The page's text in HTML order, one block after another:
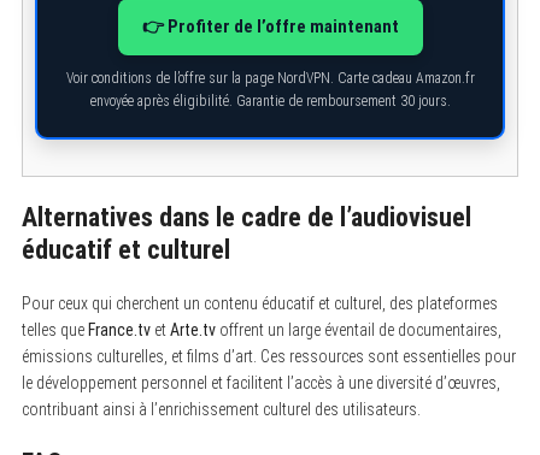
👉 Profiter de l’offre maintenant
Voir conditions de l’offre sur la page NordVPN. Carte cadeau Amazon.fr
envoyée après éligibilité. Garantie de remboursement 30 jours.
Alternatives dans le cadre de l’audiovisuel
éducatif et culturel
Pour ceux qui cherchent un contenu éducatif et culturel, des plateformes
telles queFrance.tvetArte.tvoffrent un large éventail de documentaires,
émissions culturelles, et films d’art. Ces ressources sont essentielles pour
le développement personnel et facilitent l’accès à une diversité d’œuvres,
contribuant ainsi à l’enrichissement culturel des utilisateurs.
h
f
o